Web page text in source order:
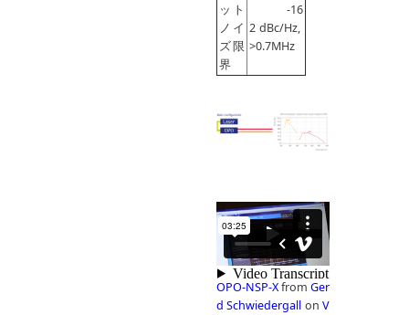
ット
ノイ
ズ限
界
-16
2 dBc/Hz,
>0.7MHz
OPO-NSP-Xfrom Ger
d Schwiedergall onV